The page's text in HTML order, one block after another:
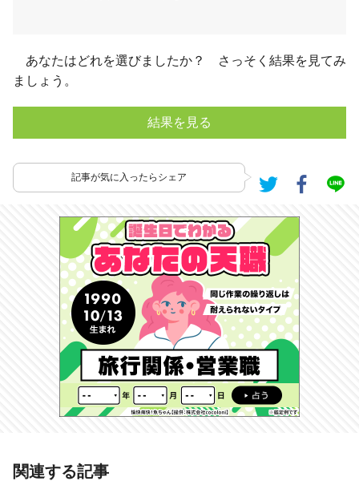
あなたはどれを選びましたか？ さっそく結果を見てみ
ましょう。
結果を見る
記事が気に入ったらシェア
あわせて読みたい記事
関連する記事